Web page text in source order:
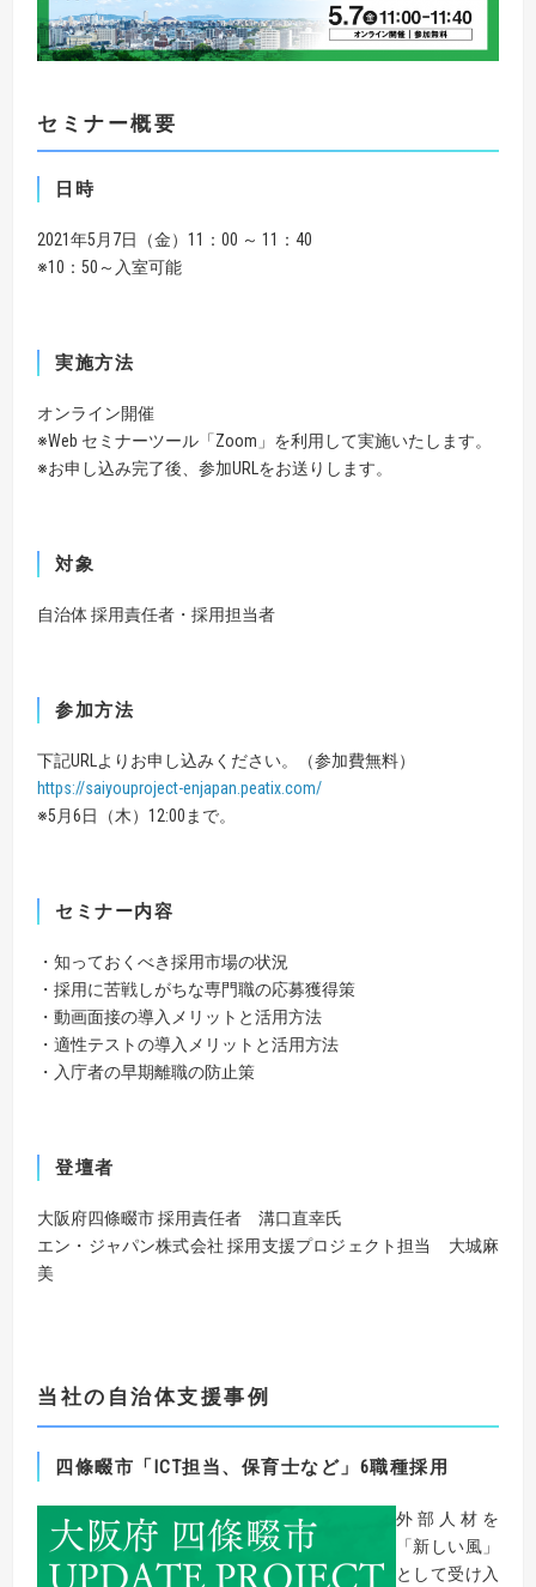
セミナー概要
日時
2021年5月7日（金）11：00 ～ 11：40
※10：50～入室可能
実施方法
オンライン開催
※Web セミナーツール「Zoom」を利用して実施いたします。
※お申し込み完了後、参加URLをお送りします。
対象
自治体 採用責任者・採用担当者
参加方法
下記URLよりお申し込みください。（参加費無料）
https://saiyouproject-enjapan.peatix.com/
※5月6⽇（木）12:00まで。
セミナー内容
・知っておくべき採用市場の状況
・採用に苦戦しがちな専門職の応募獲得策
・動画面接の導入メリットと活用方法
・適性テストの導入メリットと活用方法
・入庁者の早期離職の防止策
登壇者
大阪府四條畷市 採用責任者 溝口直幸氏
エン・ジャパン株式会社 採用支援プロジェクト担当 大城麻
美
当社の自治体支援事例
四條畷市「 ICT担当、保育士など」 6職種採用
外部人材を
「新しい風」
として受け入